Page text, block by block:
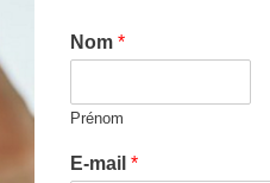
Nom *
Prénom
E-mail *